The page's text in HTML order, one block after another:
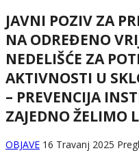
JAVNI POZIV ZA
NA ODREĐENO
NEDELIŠĆE ZA
AKTIVNOSTI U
– PREVENCIJA
ZAJEDNO ŽELIMO
OBJAVE 16 Travanj 2025